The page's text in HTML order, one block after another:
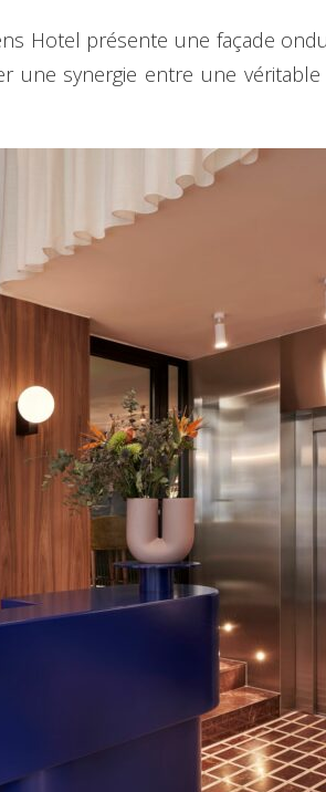
Hotel présente une façade
une synergie entre une